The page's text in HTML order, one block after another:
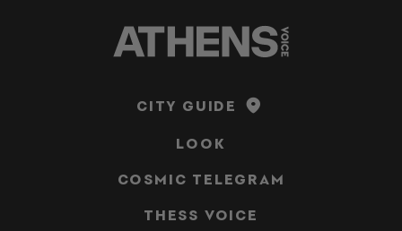
CITY GUIDE
LOOK
COSMIC TELEGRAM
THESS VOICE